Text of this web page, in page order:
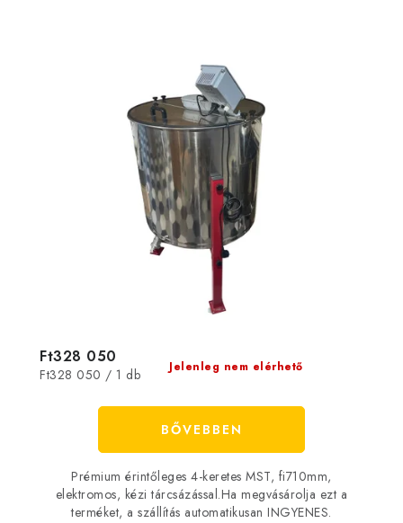
Jelenleg nem elérhető
Ft328 050
Egységár:
Ft328 050 / 1 db
BŐVEBBEN
Prémium érintőleges 4-keretes MST, fi710mm,
elektromos, kézi tárcsázással.Ha megvásárolja ezt a
terméket, a szállítás automatikusan INGYENES.